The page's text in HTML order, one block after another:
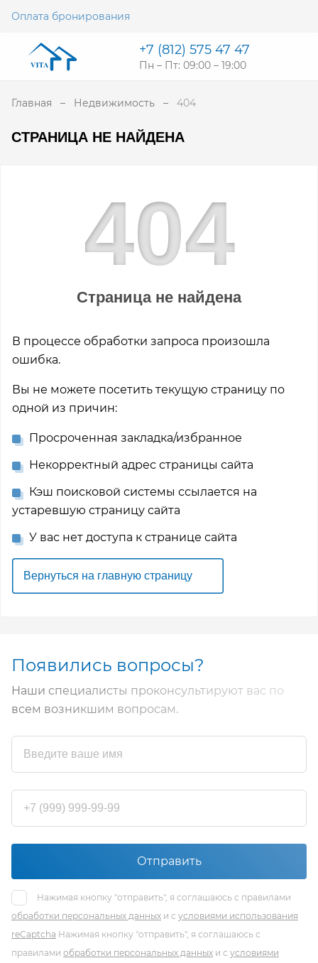
Оплата бронирования
+7 (812) 575 47 47
Пн – Пт: 09:00 – 19:00
Главная Недвижимость 404
СТРАНИЦА НЕ НАЙДЕНА
404
Страница не найдена
В процессе обработки запроса произошла
ошибка.
Вы не можете посетить текущую страницу по
одной из причин:
Просроченная закладка/избранное
Некорректный адрес страницы сайта
Кэш поисковой системы ссылается на
устаревшую страницу сайта
У вас нет доступа к странице сайта
Вернуться на главную страницу
Появились вопросы?
Наши специалисты проконсультируют вас по
всем возникшим вопросам.
Отправить
Нажимая кнопку "отправить", я соглашаюсь с правилами
обработки персональных данных и с условиями использования
reCaptcha Нажимая кнопку "отправить", я соглашаюсь с
правилами обработки персональных данных и с условиями